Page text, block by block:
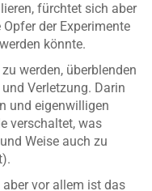
fürchtet sich aber
der Experimente
könnte.
werden, überblenden
Verletzung. Darin
und eigenwilligen
verschaltet, was
Weise auch zu
vor allem ist das